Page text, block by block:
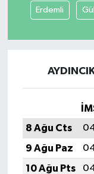
Erdemli
8 Ağu Cts
9 Ağu Paz
10 Ağu Pts